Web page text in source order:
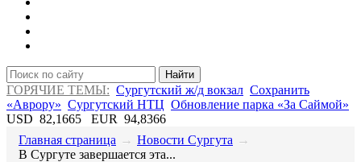
Найти
ГОРЯЧИЕ ТЕМЫ: Сургутский ж/д вокзал Сохранить
«Аврору» Сургутский НТЦ Обновление парка «За Саймой»
USD 82,1665 EUR 94,8366
Главная страница → Новости Сургута →
​В Сургуте завершается эта...